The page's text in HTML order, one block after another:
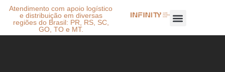
Atendimento com apoio logístico
e distribuição em diversas
regiões do Brasil: PR, RS, SC,
GO, TO e MT.